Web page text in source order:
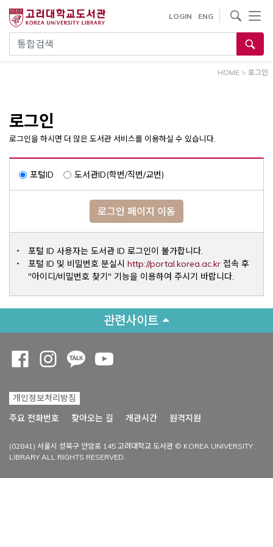
건
통합검색
LOGIN ENG
사이트내 검색
HOME > 로그인
로그인
로그인을 하시면 더 많은 도서관 서비스를 이용하실 수 있습니다.
포털ID 도서관ID(학번/직번/교번)
로그인 페이지 이동
포털 ID 사용자는 도서관 ID 로그인이 불가합니다.
포털 ID 및 비밀번호 분실시 http://portal.korea.ac.krOpens a
접속 후
"아이디/비밀번호 찾기" 기능을 이용하여 주시기 바랍니다.
관련사이트
개인정보처리방침
주요 전화번호
찾아오는 길 개관시간 원격지원
(02841) 서울시 성북구 안암로 145 고려대학교 도서관 © KOREA UNIVERSITY
LIBRARY ALL RIGHTS RESERVED.
Opens a new window
Opens a new window
Opens a new window